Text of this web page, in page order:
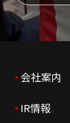
会社案内
会社案内TOP
IR情報